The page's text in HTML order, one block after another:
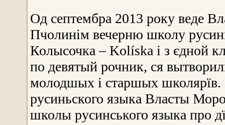
Од септембра 2013 року веде
Пчолинім вечерню школу
Колысочка – Kolíska і з єдной
по девятый рочник, ся
молодшых і старшых школярїв.
русиньского языка Власты
школы русинського языка про